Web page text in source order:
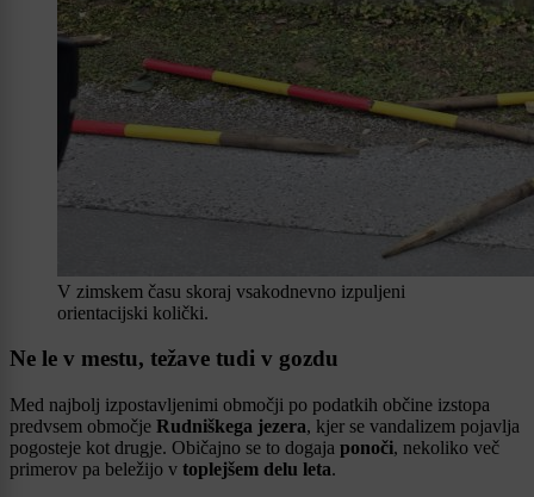
V zimskem času skoraj vsakodnevno izpuljeni
orientacijski količki.
Ne le v mestu, težave tudi v gozdu
Med najbolj izpostavljenimi območji po podatkih občine izstopa
predvsem območje Rudniškega jezera, kjer se vandalizem pojavlja
pogosteje kot drugje. Običajno se to dogaja ponoči, nekoliko več
primerov pa beležijo v toplejšem delu leta.